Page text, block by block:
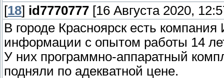
[18] id7770777 [16 Августа 2020,
В городе Красноярск есть
информации с опытом работы 14
У них программно-аппаратный
подняли по адекватной цене.